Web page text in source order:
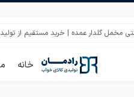
گلدار عمده | خرید مستقیم از تولیدی
خانه